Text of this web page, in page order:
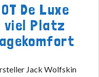
De Luxe
viel Platz
Jack Wolfskin